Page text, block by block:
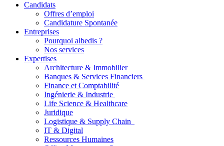
Candidats
Offres d’emploi
Candidature Spontanée
Entreprises
Pourquoi albedis ?
Nos services
Expertises
Architecture & Immobilier
Banques & Services Financiers
Finance et Comptabilité
Ingénierie & Industrie
Life Science & Healthcare
Juridique
Logistique & Supply Chain
IT & Digital
Ressources Humaines